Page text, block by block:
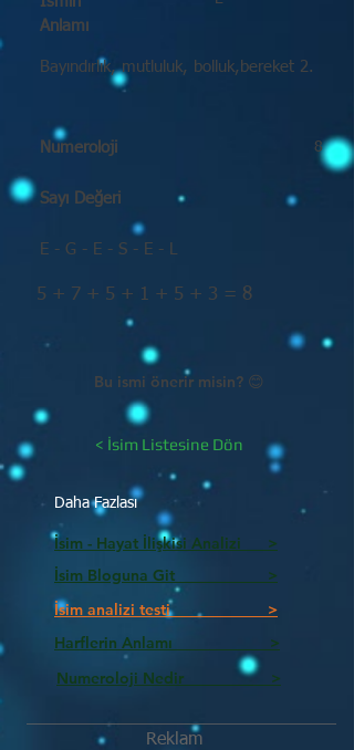
Anlamı
Bayındırlık, mutluluk, bolluk,bereket 2.
Numeroloji
Sayı Değeri
8
E - G - E - S - E - L
5 + 7 + 5 + 1 + 5 + 3 = 8
Bu ismi önerir misin? 😊
< İsim Listesine Dön
Daha Fazlası
İsim - Hayat İlişkisi Analizi >
İsim Bloguna Git >
İsim analizi testi >
Harflerin Anlamı >
Numeroloji Nedir_________ >
Reklam